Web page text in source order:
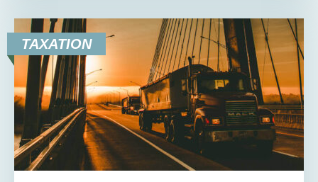
TAXATION